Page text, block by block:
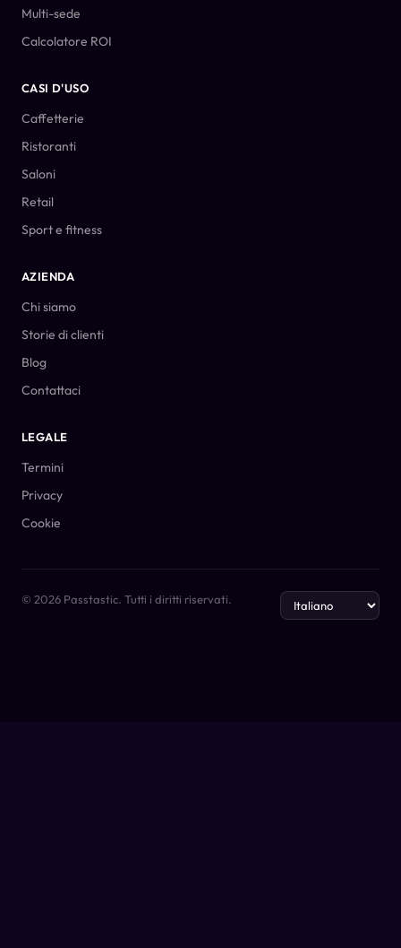
Multi-sede
Calcolatore ROI
CASI D'USO
Caffetterie
Ristoranti
Saloni
Retail
Sport e fitness
AZIENDA
Chi siamo
Storie di clienti
Blog
Contattaci
LEGALE
Termini
Privacy
Cookie
© 2026 Passtastic. Tutti i diritti riservati.